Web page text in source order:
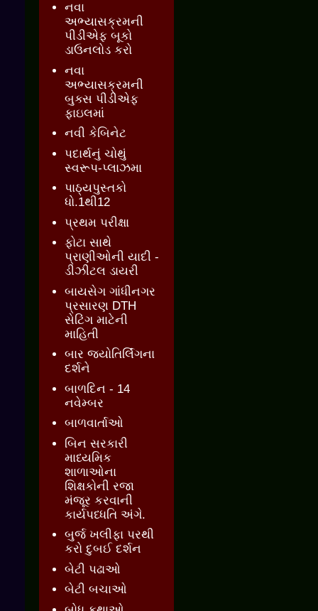
નવા
અભ્યાસક્રમની
પીડીએફ બૂકો
ડાઉનલોડ કરો
નવા
અભ્યાસક્રમની
બુક્સ પીડીએફ
ફાઇલમાં
નવી કેબિનેટ
પદાર્થનું ચોથું
સ્વરૂપ-પ્લાઝમા
પાઠ્યપુસ્તકો
ધો.1થી12
પ્રથમ પરીક્ષા
ફોટા સાથે
પ્રાણીઓની યાદી -
ડીઝીટલ ડાયરી
બાયસેગ ગાંધીનગર
પ્રસારણ DTH
સેટિંગ માટેની
માહિતી
બાર જ્‍યોતિર્લિંગના
દર્શને
બાળદિન - 14
નવેમ્બર
બાળવાર્તાઓ
બિન સરકારી
માધ્યમિક
શાળાઓના
શિક્ષકોની રજા
મંજૂર કરવાની
કાર્યપધ્ધતિ અંગે.
બુર્જ ખલીફા પરથી
કરો દુબઈ દર્શન
બેટી પઢાઓ
બેટી બચાઓ